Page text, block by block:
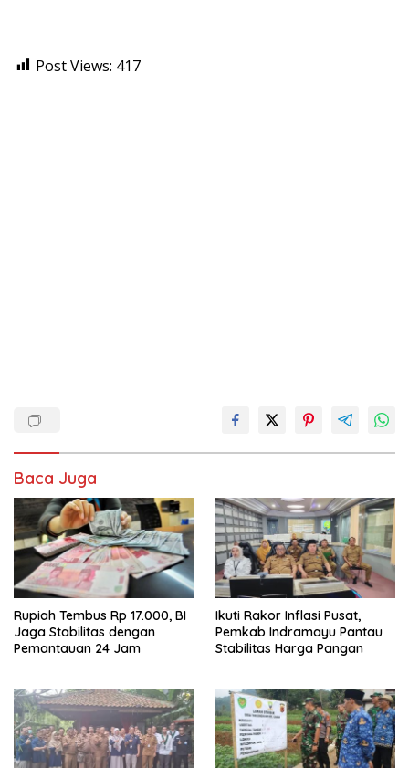
Post Views: 417
Baca Juga
Rupiah Tembus Rp 17.000, BI
Jaga Stabilitas dengan
Pemantauan 24 Jam
Ikuti Rakor Inflasi Pusat,
Pemkab Indramayu Pantau
Stabilitas Harga Pangan